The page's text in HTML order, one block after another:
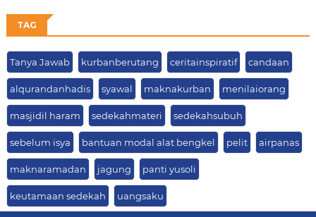
TAG
Tanya Jawab kurbanberutang ceritainspiratif candaan
alqurandanhadis syawal maknakurban menilaiorang
masjidil haram sedekahmateri sedekahsubuh
sebelum isya bantuan modal alat bengkel pelit airpanas
maknaramadan jagung panti yusoli
keutamaan sedekah uangsaku